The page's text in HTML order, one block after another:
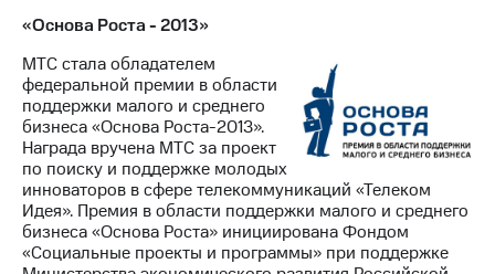
«Основа Роста - 2013»
МТС стала обладателем
федеральной премии в области
поддержки малого и среднего
бизнеса «Основа Роста-2013».
Награда вручена МТС за проект
по поиску и поддержке молодых
инноваторов в сфере телекоммуникаций «Телеком
Идея». Премия в области поддержки малого и среднего
бизнеса «Основа Роста» инициирована Фондом
«Социальные проекты и программы» при поддержке